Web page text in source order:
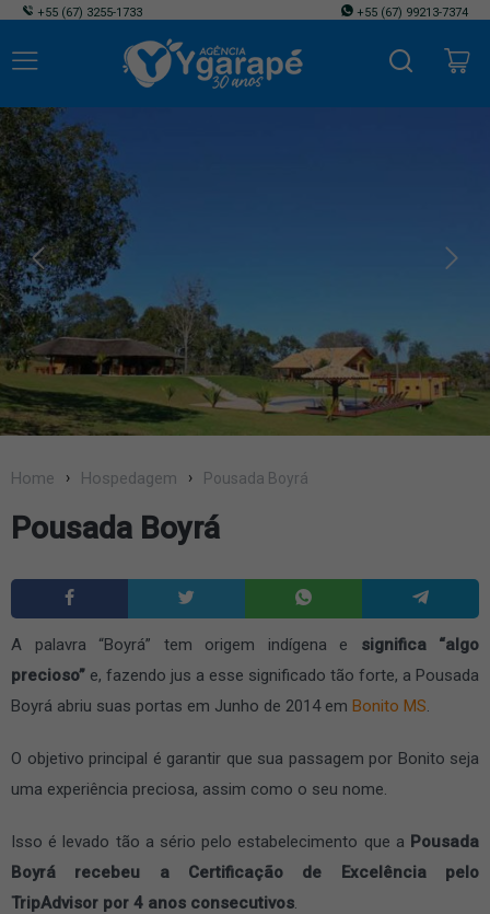
+55 (67) 3255-1733 +55 (67) 99213-7374
Home Hospedagem Pousada Boyrá
Pousada Boyrá
A palavra “Boyrá” tem origem indígena e significa “algo
precioso” e, fazendo jus a esse significado tão forte, a Pousada
Boyrá abriu suas portas em Junho de 2014 em Bonito MS
O objetivo principal é garantir que sua passagem por Bonito seja
uma experiência preciosa, assim como o seu nome.
Isso é levado tão a sério pelo estabelecimento que a Pousada
Boyrá recebeu a Certificação de Excelência pelo
TripAdvisor por 4 anos consecutivos